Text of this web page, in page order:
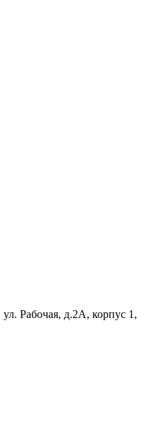
Рабочая, д.2А, корпус 1,